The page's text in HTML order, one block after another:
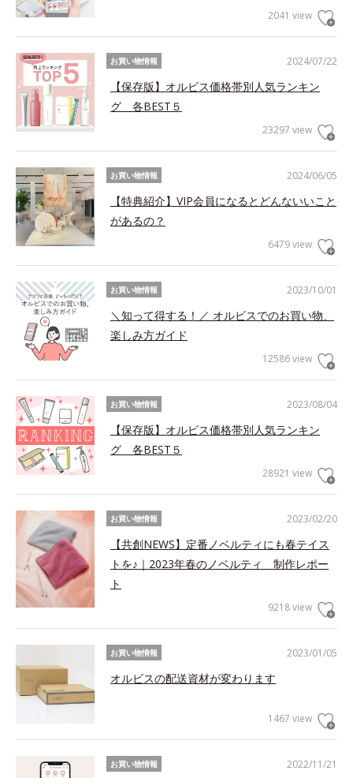
2041 view
2024/07/22
お買い物情報
【保存版】オルビス価格帯別人気ランキン
グ 各BEST５
23297 view
2024/06/05
お買い物情報
【特典紹介】VIP会員になるとどんないいこと
があるの？
6479 view
2023/10/01
お買い物情報
＼知って得する！／ オルビスでのお買い物、
楽しみ方ガイド
12586 view
2023/08/04
お買い物情報
【保存版】オルビス価格帯別人気ランキン
グ 各BEST５
28921 view
2023/02/20
お買い物情報
【共創NEWS】定番ノベルティにも春テイス
トを♪｜2023年春のノベルティ 制作レポー
ト
9218 view
2023/01/05
お買い物情報
オルビスの配送資材が変わります
1467 view
2022/11/21
お買い物情報